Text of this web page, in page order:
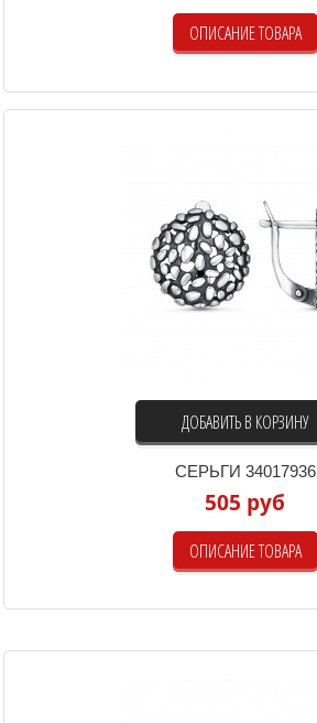
ОПИСАНИЕ ТОВАРА
ДОБАВИТЬ В КОРЗИНУ
СЕРЬГИ 34017936
505 руб
ОПИСАНИЕ ТОВАРА